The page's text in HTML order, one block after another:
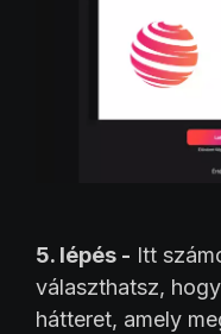
5. lépés - Itt
választhatsz,
hátteret, amely